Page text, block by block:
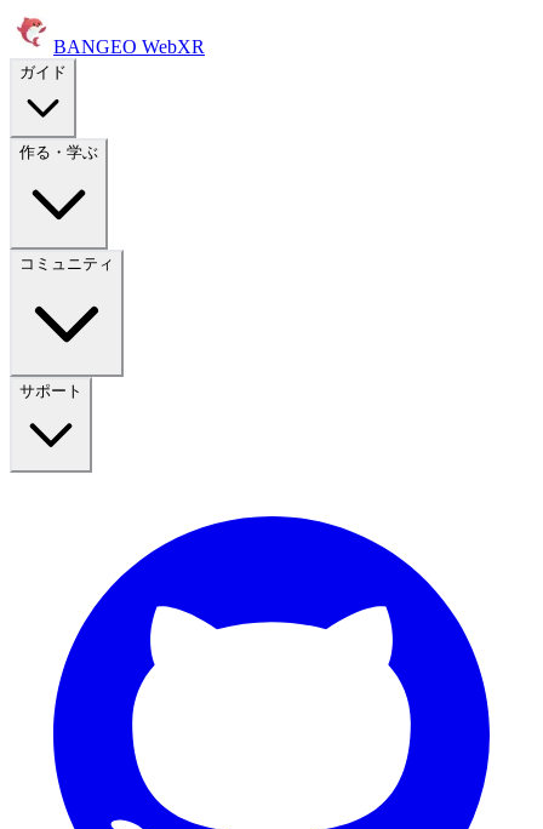
BANGEO WebXR
ガイド
作る・学ぶ
コミュニティ
サポート